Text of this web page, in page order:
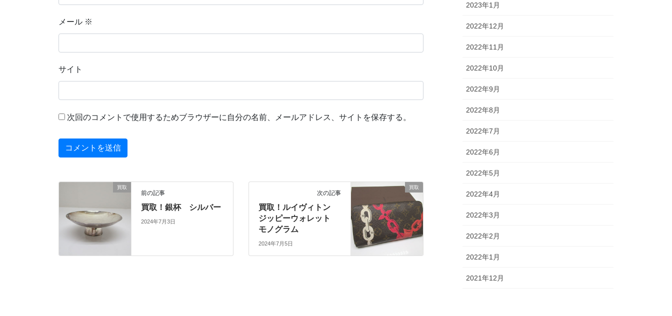
メール ※
サイト
次回のコメントで使用するためブラウザーに自分の名前、メールアドレス、サイトを保存する。
買取
前の記事
買取！銀杯 シルバー
2024年7月3日
買取
次の記事
買取！ルイヴィトン
ジッピーウォレット
モノグラム
2024年7月5日
2023年1月
2022年12月
2022年11月
2022年10月
2022年9月
2022年8月
2022年7月
2022年6月
2022年5月
2022年4月
2022年3月
2022年2月
2022年1月
2021年12月